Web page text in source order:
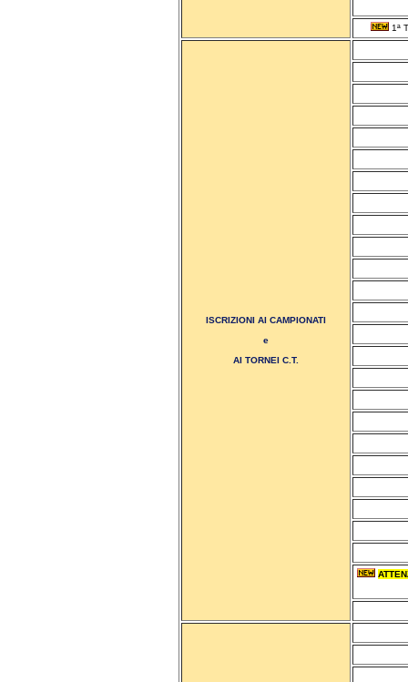
1ª
ISCRIZIONI AI CAMPIONATI
e
AI TORNEI C.T.